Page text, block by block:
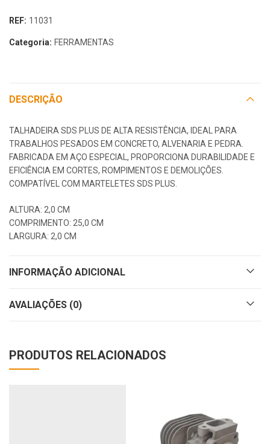
REF: 11031
Categoria: FERRAMENTAS
DESCRIÇÃO
TALHADEIRA SDS PLUS DE ALTA RESISTÊNCIA, IDEAL PARA
TRABALHOS PESADOS EM CONCRETO, ALVENARIA E PEDRA.
FABRICADA EM AÇO ESPECIAL, PROPORCIONA DURABILIDADE E
EFICIÊNCIA EM CORTES, ROMPIMENTOS E DEMOLIÇÕES.
COMPATÍVEL COM MARTELETES SDS PLUS.
ALTURA: 2,0 CM
COMPRIMENTO: 25,0 CM
LARGURA: 2,0 CM
INFORMAÇÃO ADICIONAL
AVALIAÇÕES (0)
PRODUTOS RELACIONADOS